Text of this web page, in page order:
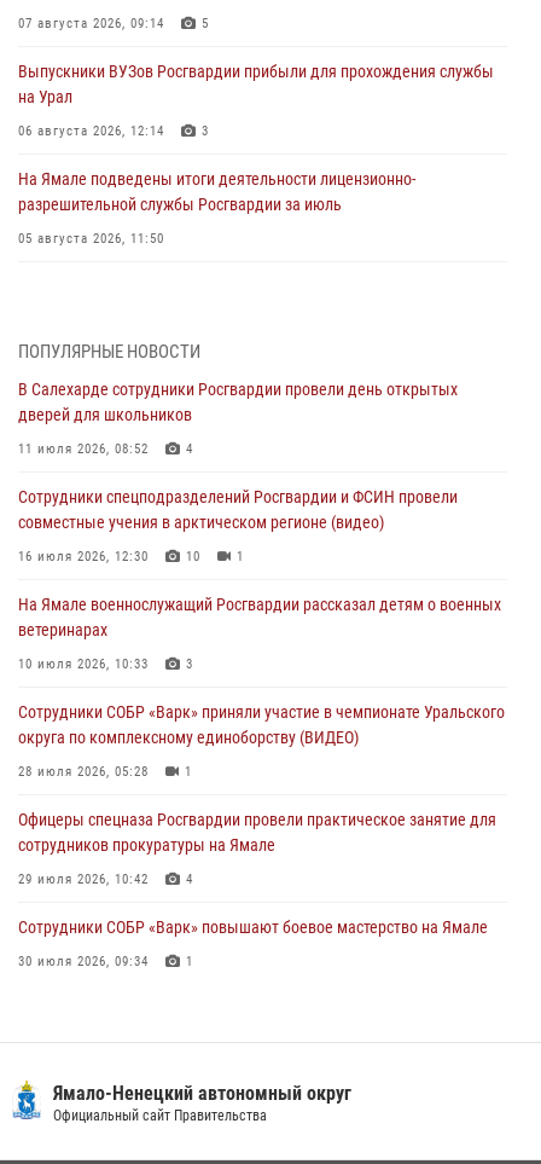
07 августа 2026, 09:14 5
Выпускники ВУЗов Росгвардии прибыли для прохождения службы
на Урал
06 августа 2026, 12:14 3
На Ямале подведены итоги деятельности лицензионно-
разрешительной службы Росгвардии за июль
05 августа 2026, 11:50
03 августа 2026, 07:21 2
Генерал-полковник Юрий Аверин выступил на Всероссийском
молодёжном образовательном форуме «Территория смыслов»
03 августа 2026, 06:54
Директор Росгвардии Герой России генерал армии Виктор Золотов
поздравил специалистов подразделений тыла с профессиональным
праздником
Сотрудники СОБР «Варк» повышают боевое мастерство на Ямале
30 июля 2026, 09:34 1
Офицеры спецназа Росгвардии провели практическое занятие для
сотрудников прокуратуры на Ямале
29 июля 2026, 10:42 4
ПОПУЛЯРНЫЕ НОВОСТИ
В Салехарде сотрудники Росгвардии провели день открытых
дверей для школьников
11 июля 2026, 08:52 4
Сотрудники спецподразделений Росгвардии и ФСИН провели
совместные учения в арктическом регионе (видео)
16 июля 2026, 12:30 10 1
На Ямале военнослужащий Росгвардии рассказал детям о военных
ветеринарах
10 июля 2026, 10:33 3
Сотрудники СОБР «Варк» приняли участие в чемпионате Уральского
округа по комплексному единоборству (ВИДЕО)
28 июля 2026, 05:28 1
Офицеры спецназа Росгвардии провели практическое занятие для
сотрудников прокуратуры на Ямале
29 июля 2026, 10:42 4
Сотрудники СОБР «Варк» повышают боевое мастерство на Ямале
30 июля 2026, 09:34 1
18 июля 2026, 09:36 3
«Росгвардия. Вехи истории»: войска правопорядка на охране
стратегических объектов поверженной Германии (видео)
Ямало-Ненецкий автономный округ
Официальный сайт Правительства